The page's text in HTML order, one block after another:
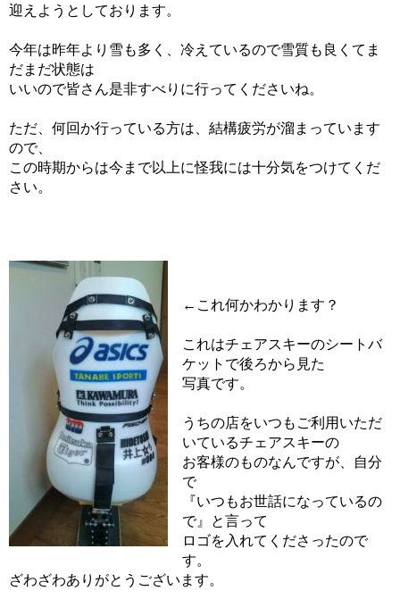
迎えようとしております。
今年は昨年より雪も多く、冷えているので雪質も良くてま
だまだ状態は
いいので皆さん是非すべりに行ってくださいね。
ただ、何回か行っている方は、結構疲労が溜まっています
ので、
この時期からは今まで以上に怪我には十分気をつけてくだ
さい。
←これ何かわかります？
これはチェアスキーのシートバ
ケットで後ろから見た
写真です。
うちの店をいつもご利用いただ
いているチェアスキーの
お客様のものなんですが、自分
で
『いつもお世話になっているの
で』と言って
ロゴを入れてくださったので
す。
ざわざわありがとうございます。